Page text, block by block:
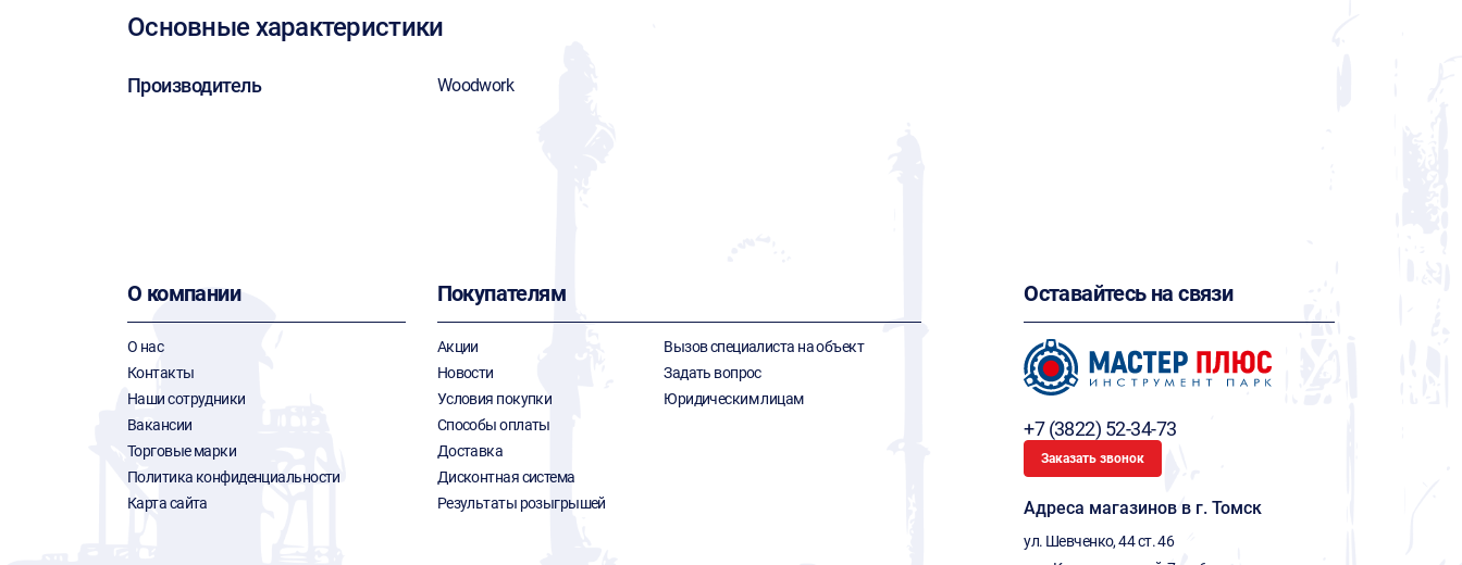
Основные характеристики
Производитель Woodwork
О компании
О нас
Контакты
Наши сотрудники
Вакансии
Торговые марки
Политика конфиденциальности
Карта сайта
Покупателям
Акции
Новости
Условия покупки
Способы оплаты
Доставка
Дисконтная система
Результаты розыгрышей
Вызов специалиста на объект
Задать вопрос
Юридическим лицам
Оставайтесь на связи
+7 (3822) 52-34-73
Заказать звонок
Адреса магазинов в г. Томск
ул. Шевченко, 44 ст. 46